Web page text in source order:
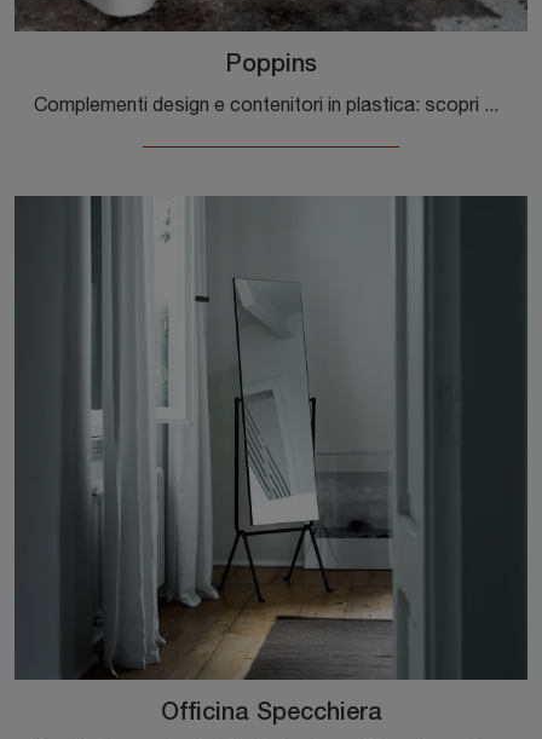
Poppins
Complementi design e contenitori in plastica: scopri di più sul modello Poppins di Magis e potrai completare i tuoi interni.
Officina Specchiera